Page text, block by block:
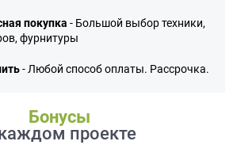
покупка - Большой выбор техники,
фурнитуры
- Любой способ оплаты. Рассрочка.
Бонусы
проекте